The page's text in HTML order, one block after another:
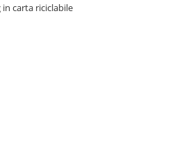
in carta riciclabile